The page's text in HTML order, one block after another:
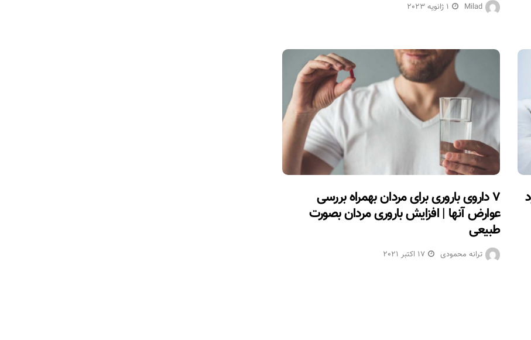
Milad 1 ژانویه 2023
۷ داروی باروری برای مردان بهمراه بررسی
عوارض آنها | افزایش باروری مردان بصورت
طبیعی
ترانه محمودی 17 اکتبر 2021